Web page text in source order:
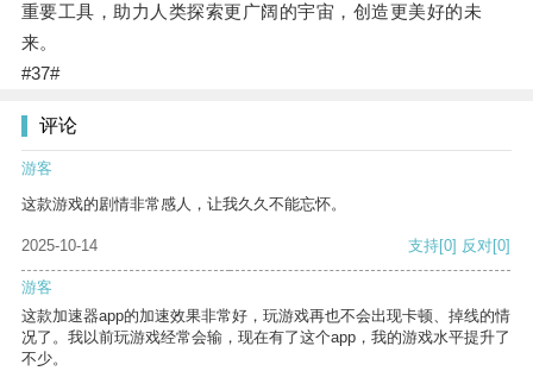
重要工具，助力人类探索更广阔的宇宙，创造更美好的未
来。
#37#
评论
游客
这款游戏的剧情非常感人，让我久久不能忘怀。
2025-10-14 支持[0] 反对[0]
游客
这款加速器app的加速效果非常好，玩游戏再也不会出现卡顿、掉线的情
况了。我以前玩游戏经常会输，现在有了这个app，我的游戏水平提升了
不少。